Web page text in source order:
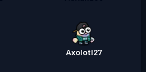
Axolotl27